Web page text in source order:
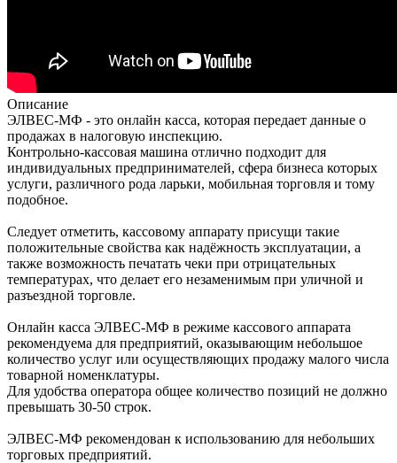
Описание
ЭЛВЕС-МФ - это онлайн касса, которая передает данные о
продажах в налоговую инспекцию.
Контрольно-кассовая машина отлично подходит для
индивидуальных предпринимателей, сфера бизнеса которых
услуги, различного рода ларьки, мобильная торговля и тому
подобное.
Следует отметить, кассовому аппарату присущи такие
положительные свойства как надёжность эксплуатации, а
также возможность печатать чеки при отрицательных
температурах, что делает его незаменимым при уличной и
разъездной торговле.
Онлайн касса ЭЛВЕС-МФ в режиме кассового аппарата
рекомендуема для предприятий, оказывающим небольшое
количество услуг или осуществляющих продажу малого числа
товарной номенклатуры.
Для удобства оператора общее количество позиций не должно
превышать 30-50 строк.
ЭЛВЕС-МФ рекомендован к использованию для небольших
торговых предприятий.